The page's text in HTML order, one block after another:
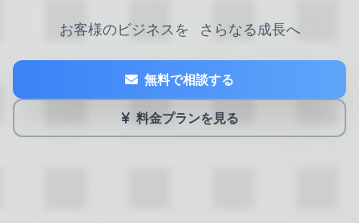
お客様のビジネスを さらなる成長へ
無料で相談する
料金プランを見る